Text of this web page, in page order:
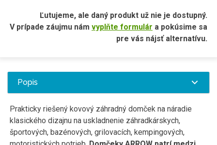
Ľutujeme, ale daný produkt už nie je dostupný.
V prípade záujmu nám vyplňte formulár a pokúsime sa
pre vás nájsť alternatívu.
Popis
Prakticky riešený kovový záhradný domček na náradie
klasického dizajnu na uskladnenie záhradkárskych,
športových, bazénových, grilovacích, kempingových,